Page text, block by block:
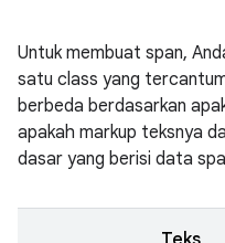
Untuk membuat span,
satu class yang
berbeda berdasarkan
apakah markup teksnya
dasar yang berisi data